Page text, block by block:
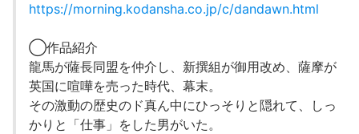
https://morning.kodansha.co.jp/c/dandawn.html
◯作品紹介
龍馬が薩長同盟を仲介し、新撰組が御用改め、薩摩が
英国に喧嘩を売った時代、幕末。
その激動の歴史のド真ん中にひっそりと隠れて、しっ
かりと「仕事」をした男がいた。